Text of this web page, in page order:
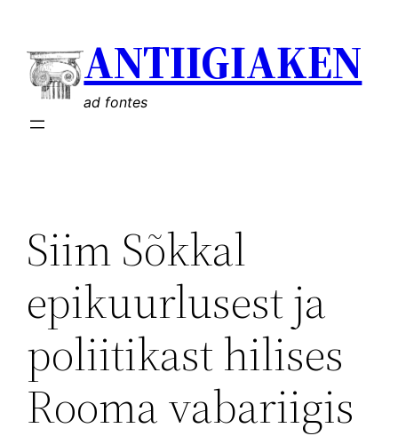
sisu
juurde
ANTIIGIAKEN
ad fontes
Siim Sõkkal
epikuurlusest ja
poliitikast hilises
Rooma vabariigis